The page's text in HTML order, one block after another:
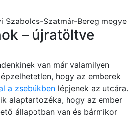
Szabolcs-Szatmár-Bereg megye
– újratöltve
van már valamilyen
hogy az emberek
a zsebükben lépjenek az utcára.
alaptartozéka, hogy az ember
állapotban van és bármikor